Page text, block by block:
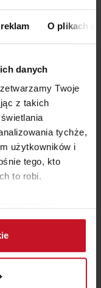
O plikach
danych
Twoje
z takich
tychże,
użytkowników i
tego, kto
to robi.
lokalizacji
do kilku metrów
aktywnie
palca)
Z